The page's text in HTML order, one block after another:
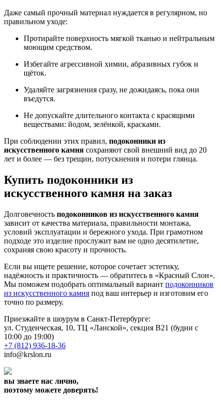
Даже самый прочный материал нуждается в регулярном, но
правильном уходе:
Протирайте поверхность мягкой тканью и нейтральным
моющим средством.
Избегайте агрессивной химии, абразивных губок и
щёток.
Удаляйте загрязнения сразу, не дожидаясь, пока они
въедутся.
Не допускайте длительного контакта с красящими
веществами: йодом, зелёнкой, красками.
При соблюдении этих правил, подоконники из
искусственного камня сохраняют свой внешний вид до 20
лет и более — без трещин, потускнения и потери глянца.
Купить подоконники из
искусственного камня на заказ
Долговечность подоконников из искусственного камня
зависит от качества материала, правильности монтажа,
условий эксплуатации и бережного ухода. При грамотном
подходе это изделие прослужит вам не одно десятилетие,
сохраняя свою красоту и прочность.
Если вы ищете решение, которое сочетает эстетику,
надёжность и практичность — обратитесь в «Красный Слон».
Мы поможем подобрать оптимальный вариант подоконников
из искусственного камня под ваш интерьер и изготовим его
точно по размеру.
Приезжайте в шоурум в Санкт-Петербурге:
ул. Студенческая, 10, ТЦ «Ланской», секция В21 (будни с
10:00 до 19:00)
+7 (812) 936-18-36
info@krslon.ru
вы знаете нас лично,
поэтому можете доверять!